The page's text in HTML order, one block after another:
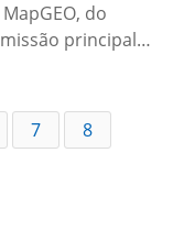
do
missão principal…
7
8